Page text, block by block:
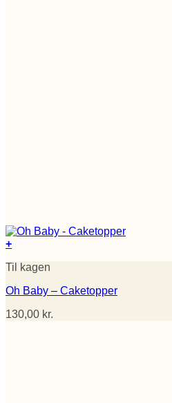
+
Til kagen
Oh Baby – Caketopper
130,00 kr.